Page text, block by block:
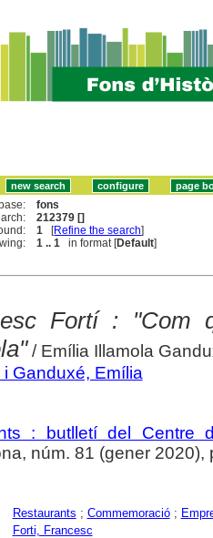
fons
212379 []
1 [Refine the search]
1 .. 1 in format [Default]
Fortí : "Com
/ Emília Illamola
i Ganduxé, Emília
: butlletí del Centre
núm. 81 (gener 2020),
Restaurants ; Commemoració;
Forti, Francesc